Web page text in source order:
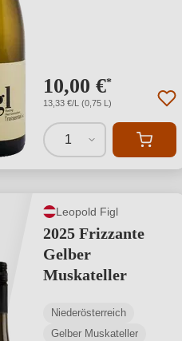
10,00 €*
13,33 €/L (0,75 L)
1
Leopold Figl
2025 Frizzante
Gelber
Muskateller
Niederösterreich
Gelber Muskateller